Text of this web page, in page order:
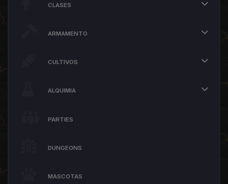
CLASES
ARMAMENTO
CULTIVOS
ALQUIMIA
PARTIES
DUNGEONS
MASCOTAS